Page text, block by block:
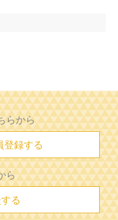
らから
登録する
ら
る